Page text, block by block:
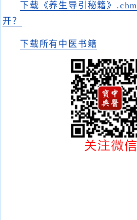
下载《养生导引秘籍》.chm
开？
下载所有中医书籍